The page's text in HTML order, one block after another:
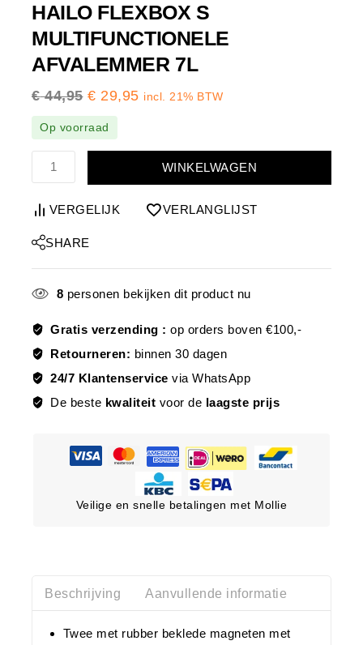
HAILO FLEXBOX S
MULTIFUNCTIONELE
AFVALEMMER 7L
€44,95 € 29,95 incl. 21% BTW
Op voorraad
WINKELWAGEN
VERGELIJK VERLANGLIJST
SHARE
8 personen bekijken dit product nu
Gratis verzending :op orders boven €100,-
Retourneren: binnen 30 dagen
24/7 Klantenservice via WhatsApp
De beste kwaliteit voor de laagste prijs
Veilige en snelle betalingen met Mollie
Beschrijving Aanvullende informatie
Twee met rubber beklede magneten met